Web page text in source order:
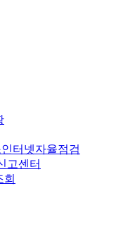
터넷자율점검
고센터